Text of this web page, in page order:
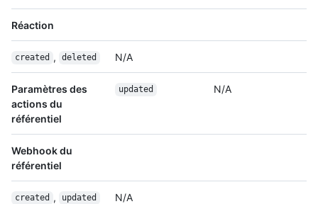
Réaction
created , deleted N/A
Paramètres des
actions du
référentiel
updated N/A
Webhook du
référentiel
created , updated N/A